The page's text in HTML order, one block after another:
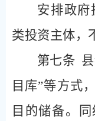
安排政府
类投资主体，
第七条
目库”等方式
目的储备。